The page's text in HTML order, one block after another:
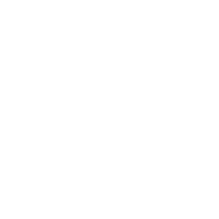
です。
ありません。
です。
ず変更すること